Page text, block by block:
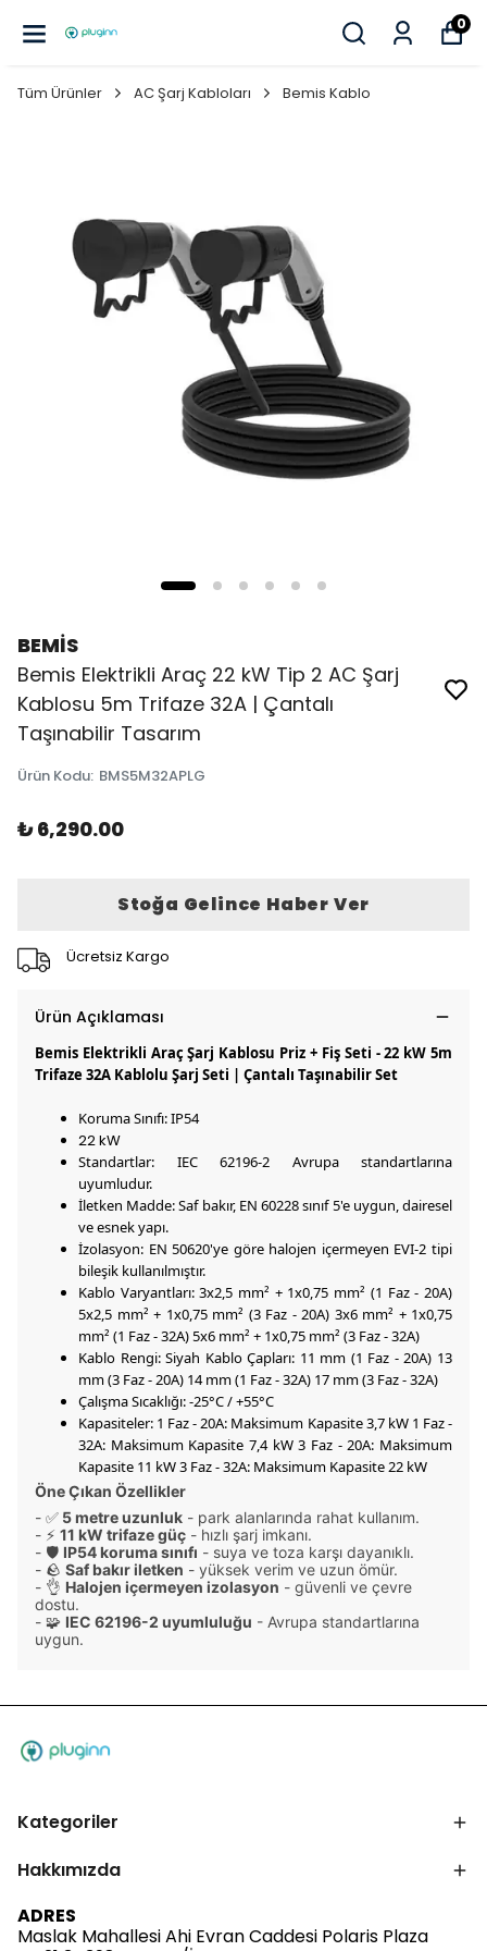
0
Tüm Ürünler AC Şarj Kabloları Bemis Kablo
BEMİS
Bemis Elektrikli Araç 22 kW Tip 2 AC Şarj
Kablosu 5m Trifaze 32A | Çantalı
Taşınabilir Tasarım
Ürün Kodu: BMS5M32APLG
₺ 6,290.00
Stoğa Gelince Haber Ver
Ücretsiz Kargo
Ürün Açıklaması
Bemis Elektrikli Araç Şarj Kablosu Priz + Fiş Seti - 22 kW 5m
Trifaze 32A Kablolu Şarj Seti | Çantalı Taşınabilir Set
Koruma Sınıfı: IP54
22 kW
Standartlar: IEC 62196-2 Avrupa standartlarına
uyumludur.
İletken Madde: Saf bakır, EN 60228 sınıf 5'e uygun, dairesel
ve esnek yapı.
İzolasyon: EN 50620'ye göre halojen içermeyen EVI-2 tipi
bileşik kullanılmıştır.
Kablo Varyantları: 3x2,5 mm² + 1x0,75 mm² (1 Faz - 20A)
5x2,5 mm² + 1x0,75 mm² (3 Faz - 20A) 3x6 mm² + 1x0,75
mm² (1 Faz - 32A) 5x6 mm² + 1x0,75 mm² (3 Faz - 32A)
Kablo Rengi: Siyah Kablo Çapları: 11 mm (1 Faz - 20A) 13
mm (3 Faz - 20A) 14 mm (1 Faz - 32A) 17 mm (3 Faz - 32A)
Çalışma Sıcaklığı: -25°C / +55°C
Kapasiteler: 1 Faz - 20A: Maksimum Kapasite 3,7 kW 1 Faz -
32A: Maksimum Kapasite 7,4 kW 3 Faz - 20A: Maksimum
Kapasite 11 kW 3 Faz - 32A: Maksimum Kapasite 22 kW
Öne Çıkan Özellikler
- ✅ 5 metre uzunluk - park alanlarında rahat kullanım.
- ⚡ 11 kW trifaze güç - hızlı şarj imkanı.
- 🛡 IP54 koruma sınıfı - suya ve toza karşı dayanıklı.
- 🪨 Saf bakır iletken - yüksek verim ve uzun ömür.
- 👌 Halojen içermeyen izolasyon - güvenli ve çevre
dostu.
- 🧩 IEC 62196-2 uyumluluğu - Avrupa standartlarına
uygun.
Kategoriler
Hakkımızda
ADRES
Maslak Mahallesi Ahi Evran Caddesi Polaris Plaza